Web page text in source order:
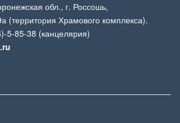
обл., г. Россошь,
(территория Храмового комплекса).
5-85-38 (канцелярия)